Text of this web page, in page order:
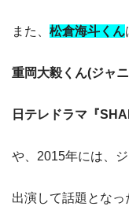
また、 松倉海斗 くん
重岡大毅くん(ジャ
日テレドラマ『
や、2015年には、
出演して話題となっ